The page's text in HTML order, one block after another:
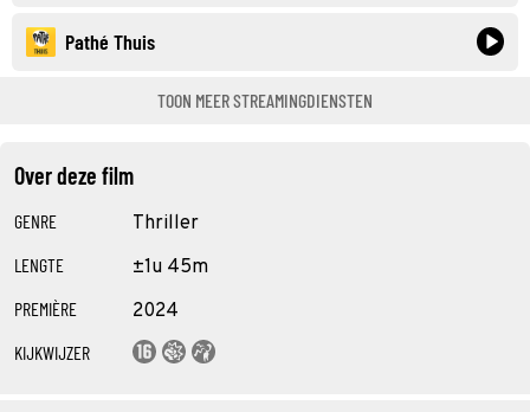
Over deze film
GENRE Thriller
LENGTE ±1u 45m
PREMIÈRE 2024
KIJKWIJZER
Pathé Thuis
TOON MEER STREAMINGDIENSTEN